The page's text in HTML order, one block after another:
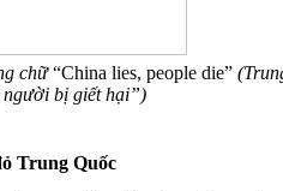
chữ“China lies, people die”
bị giết hại”)
Trung Quốc